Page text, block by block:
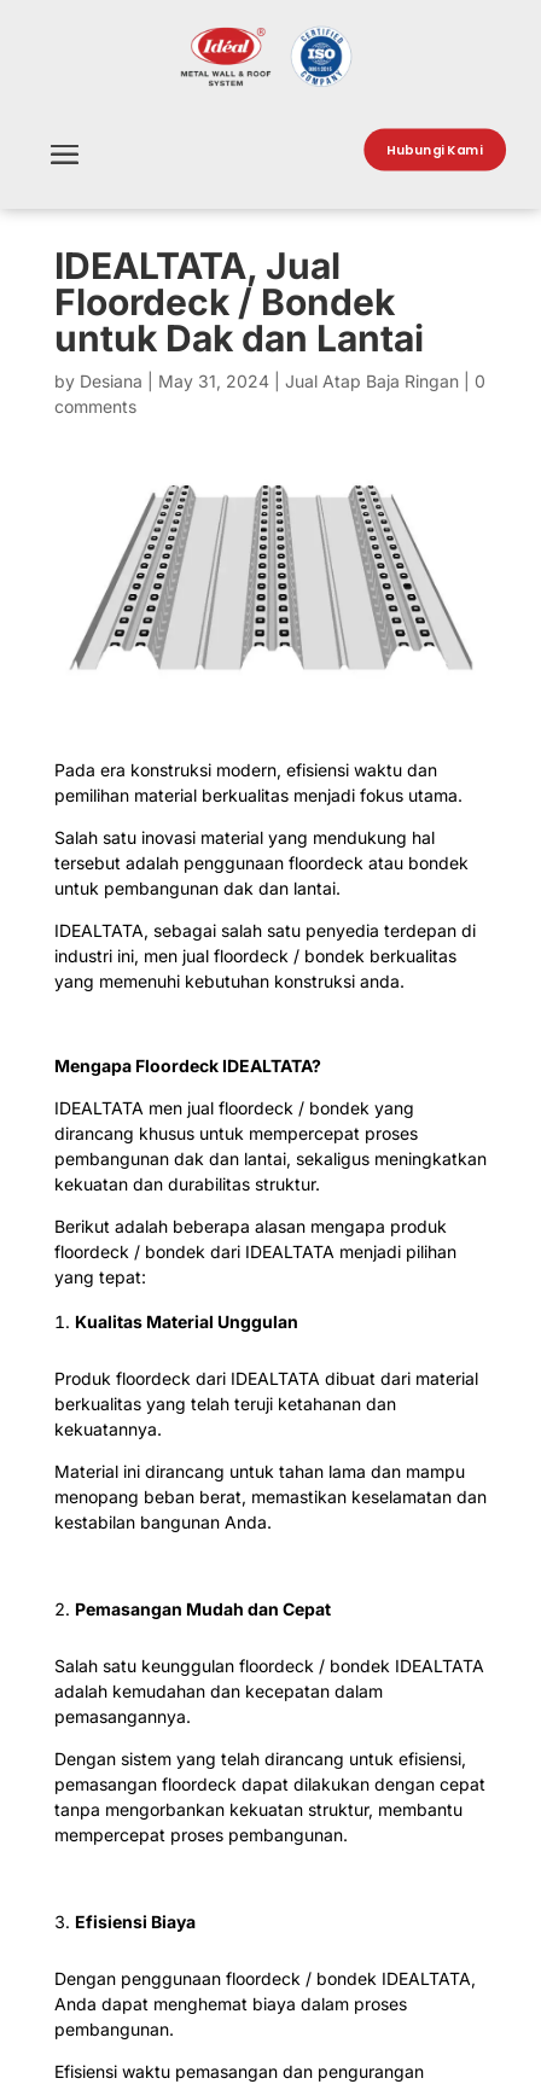
Hubungi Kami
IDEALTATA, Jual
Floordeck / Bondek
untuk Dak dan Lantai
by Desiana May 31, 2024| Jual Atap Baja Ringan| 0
comments
Pada era konstruksi modern, efisiensi waktu dan
pemilihan material berkualitas menjadi fokus utama.
Salah satu inovasi material yang mendukung hal
tersebut adalah penggunaan floordeck atau bondek
untuk pembangunan dak dan lantai.
IDEALTATA, sebagai salah satu penyedia terdepan di
industri ini, men jual floordeck / bondek berkualitas
yang memenuhi kebutuhan konstruksi anda.
Mengapa Floordeck IDEALTATA?
IDEALTATA men jual floordeck / bondek yang
dirancang khusus untuk mempercepat proses
pembangunan dak dan lantai, sekaligus meningkatkan
kekuatan dan durabilitas struktur.
Berikut adalah beberapa alasan mengapa produk
floordeck / bondek dari IDEALTATA menjadi pilihan
yang tepat:
Kualitas Material Unggulan
Produk floordeck dari IDEALTATA dibuat dari material
berkualitas yang telah teruji ketahanan dan
kekuatannya.
Material ini dirancang untuk tahan lama dan mampu
menopang beban berat, memastikan keselamatan dan
kestabilan bangunan Anda.
Pemasangan Mudah dan Cepat
Salah satu keunggulan floordeck / bondek IDEALTATA
adalah kemudahan dan kecepatan dalam
pemasangannya.
Dengan sistem yang telah dirancang untuk efisiensi,
pemasangan floordeck dapat dilakukan dengan cepat
tanpa mengorbankan kekuatan struktur, membantu
mempercepat proses pembangunan.
Efisiensi Biaya
Dengan penggunaan floordeck / bondek IDEALTATA,
Anda dapat menghemat biaya dalam proses
pembangunan.
Efisiensi waktu pemasangan dan pengurangan